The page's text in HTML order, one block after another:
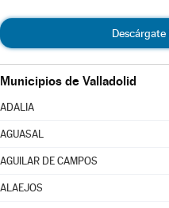
Descárgate
Municipios de Valladolid
ADALIA
AGUASAL
AGUILAR DE CAMPOS
ALAEJOS